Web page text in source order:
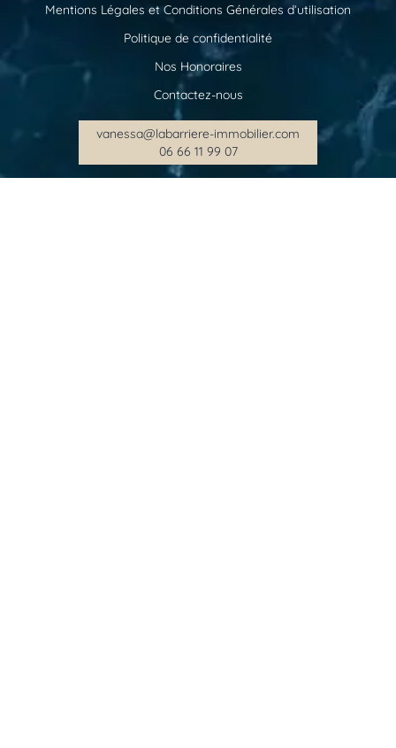
Mentions Légales et Conditions Générales d’utilisation
Politique de confidentialité
Nos Honoraires
Contactez-nous
vanessa@labarriere-immobilier.com
06 66 11 99 07